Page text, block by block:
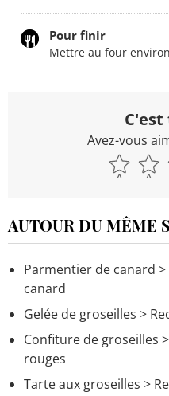
Pour finir
Mettre au four
Avez-vous
AUTOUR DU MÊME
Parmentier de canard
canard
Gelée de groseilles >
Confiture de groseilles
rouges
Tarte aux groseilles >